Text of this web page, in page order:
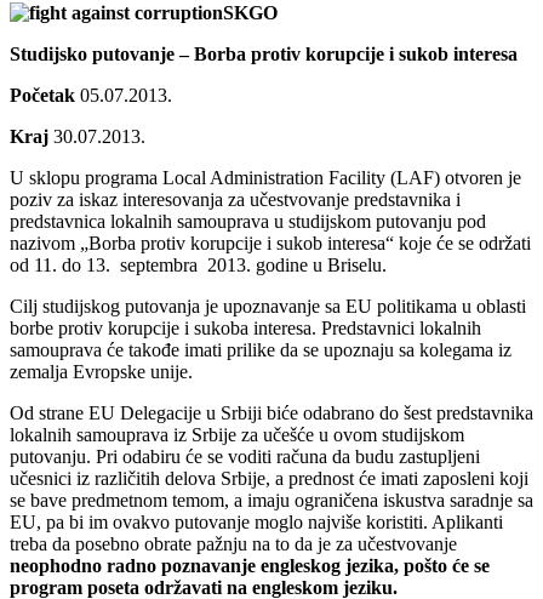
SKGO
Studijsko putovanje – Borba protiv korupcije i sukob interesa
Početak 05.07.2013.
Kraj 30.07.2013.
U sklopu programa Local Administration Facility (LAF) otvoren je
poziv za iskaz interesovanja za učestvovanje predstavnika i
predstavnica lokalnih samouprava u studijskom putovanju pod
nazivom „Borba protiv korupcije i sukob interesa“ koje će se održati
od 11. do 13. septembra 2013. godine u Briselu.
Cilj studijskog putovanja je upoznavanje sa EU politikama u oblasti
borbe protiv korupcije i sukoba interesa. Predstavnici lokalnih
samouprava će takođe imati prilike da se upoznaju sa kolegama iz
zemalja Evropske unije.
Od strane EU Delegacije u Srbiji biće odabrano do šest predstavnika
lokalnih samouprava iz Srbije za učešće u ovom studijskom
putovanju. Pri odabiru će se voditi računa da budu zastupljeni
učesnici iz različitih delova Srbije, a prednost će imati zaposleni koji
se bave predmetnom temom, a imaju ograničena iskustva saradnje sa
EU, pa bi im ovakvo putovanje moglo najviše koristiti. Aplikanti
treba da posebno obrate pažnju na to da je za učestvovanje
neophodno radno poznavanje engleskog jezika, pošto će se
program poseta održavati na engleskom jeziku.